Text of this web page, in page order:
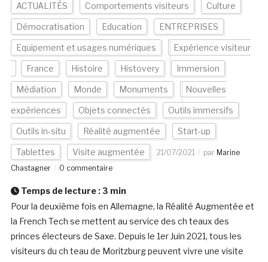
ACTUALITÉS Comportements visiteurs Culture
Démocratisation Education ENTREPRISES
Equipement et usages numériques Expérience visiteur
France Histoire Histovery Immersion
Médiation Monde Monuments Nouvelles
expériences Objets connectés Outils immersifs
Outils in-situ Réalité augmentée Start-up
Tablettes Visite augmentée 21/07/2021 par Marine
Chastagner
0 commentaire
Temps de lecture : 3 min
Pour la deuxième fois en Allemagne, la Réalité Augmentée et
la French Tech se mettent au service des ch teaux des
princes électeurs de Saxe. Depuis le 1er Juin 2021, tous les
visiteurs du ch teau de Moritzburg peuvent vivre une visite